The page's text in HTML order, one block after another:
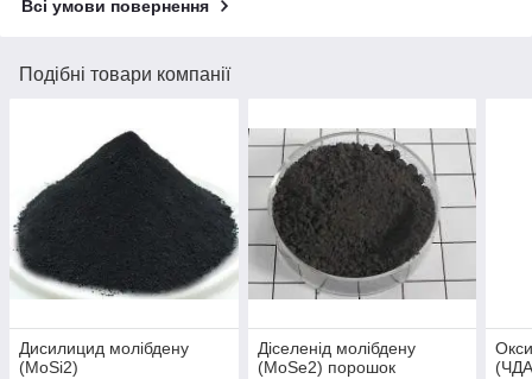
Всі умови повернення
Подібні товари компанії
Дисилицид молібдену
(МоЅі2)
Діселенід молібдену
(MoSe2) порошок